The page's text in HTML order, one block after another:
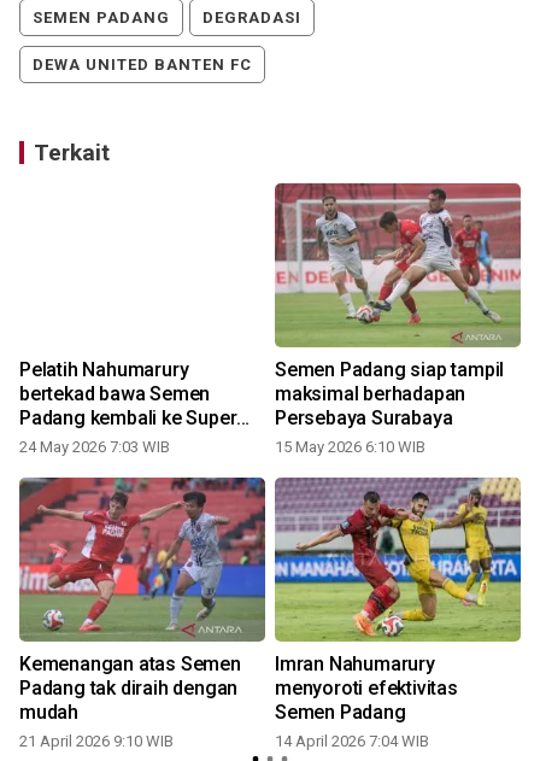
SEMEN PADANG DEGRADASI
DEWA UNITED BANTEN FC
Terkait
Pelatih Nahumarury
bertekad bawa Semen
Padang kembali ke Super
League
24 May 2026 7:03 WIB
Semen Padang siap tampil
maksimal berhadapan
Persebaya Surabaya
15 May 2026 6:10 WIB
Kemenangan atas Semen
Padang tak diraih dengan
mudah
21 April 2026 9:10 WIB
Imran Nahumarury
menyoroti efektivitas
Semen Padang
14 April 2026 7:04 WIB